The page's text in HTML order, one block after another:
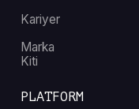
Kariyer
Marka
Kiti
PLATFORM